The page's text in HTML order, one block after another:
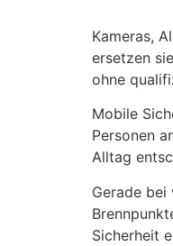
Kameras,
ersetzen
ohne
Mobile
Personen
Alltag
Gerade bei
Sicherheit